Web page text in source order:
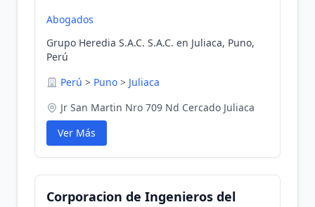
Abogados
Grupo Heredia S.A.C. S.A.C. en Juliaca, Puno,
Perú
Perú > Puno > Juliaca
Jr San Martin Nro 709 Nd Cercado Juliaca
Ver Más
Corporacion de Ingenieros del